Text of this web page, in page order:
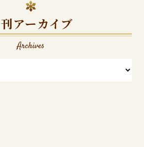
アーカイブ
Archives